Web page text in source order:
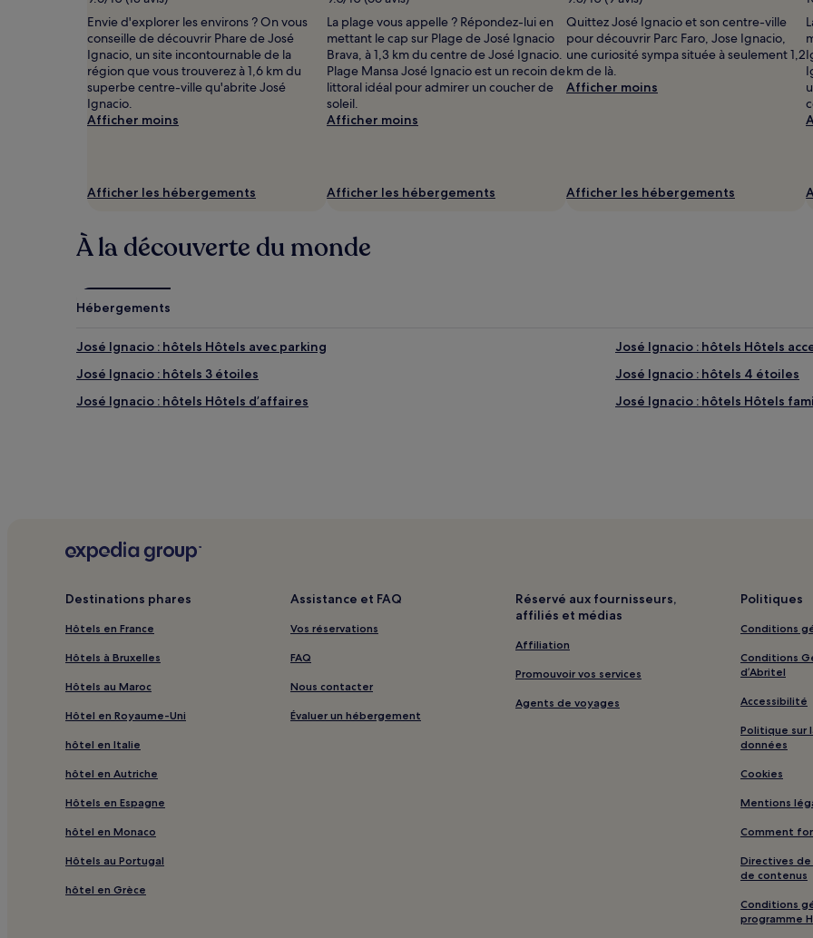
base
d’un
séjour
d’une
nuit
pour
2 adultes.
disponibilité
susceptibles
de
supplémentaires
s’appliquer.
Envie d'explorer les environs ? On vous
conseille de découvrir Phare de José
Ignacio, un site incontournable de la
région que vous trouverez à 1,6 km du
superbe centre-ville qu'abrite José
Ignacio.
Afficher moins
Afficher les hébergements
La plage vous appelle ? Répondez-lui en
mettant le cap sur Plage de José Ignacio
Brava, à 1,3 km du centre de José Ignacio.
Plage Mansa José Ignacio est un recoin de
littoral idéal pour admirer un coucher de
soleil.
Afficher moins
Afficher les hébergements
Quittez José Ignacio et son centre-ville
pour découvrir Parc Faro, Jose Ignacio,
une curiosité sympa située à seulement 1,2
km de là.
Afficher moins
Afficher les hébergements
À la découverte du monde
Hébergements
José Ignacio : hôtels Hôtels avec parking
José Ignacio : hôtels Hôtels
José Ignacio : hôtels 3 étoiles
José Ignacio : hôtels 4 étoiles
José Ignacio : hôtels Hôtels d’affaires
José Ignacio : hôtels Hôtels
Destinations phares
Hôtels en France
Hôtels à Bruxelles
Hôtels au Maroc
Hôtel en Royaume-Uni
hôtel en Italie
hôtel en Autriche
Hôtels en Espagne
hôtel en Monaco
Hôtels au Portugal
hôtel en Grèce
Assistance et FAQ
Vos réservations
FAQ
Nous contacter
Évaluer un hébergement
Réservé aux fournisseurs,
affiliés et médias
Affiliation
Promouvoir vos services
Agents de voyages
Politiques
Conditions
Conditions
d’Abritel
Accessibilité
Politique sur
données
Cookies
Mentions
Comment
Directives
de contenus
Conditions
programme